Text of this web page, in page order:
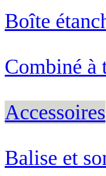
Boîte
Combiné à
Accessoires
Balise et